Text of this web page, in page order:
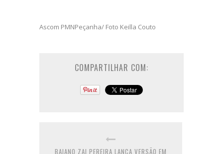
Ascom PMNPeçanha/ Foto Keilla Couto
COMPARTILHAR COM:
BAIANO ZAI PEREIRA LANÇA VERSÃO EM